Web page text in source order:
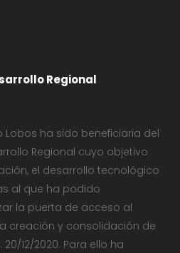
Regional
Lobos ha sido beneficiaria del
Regional cuyo objetivo
el desarrollo tecnológico
al que ha podido
la puerta de acceso al
creación y consolidación de
12/2020. Para ello ha